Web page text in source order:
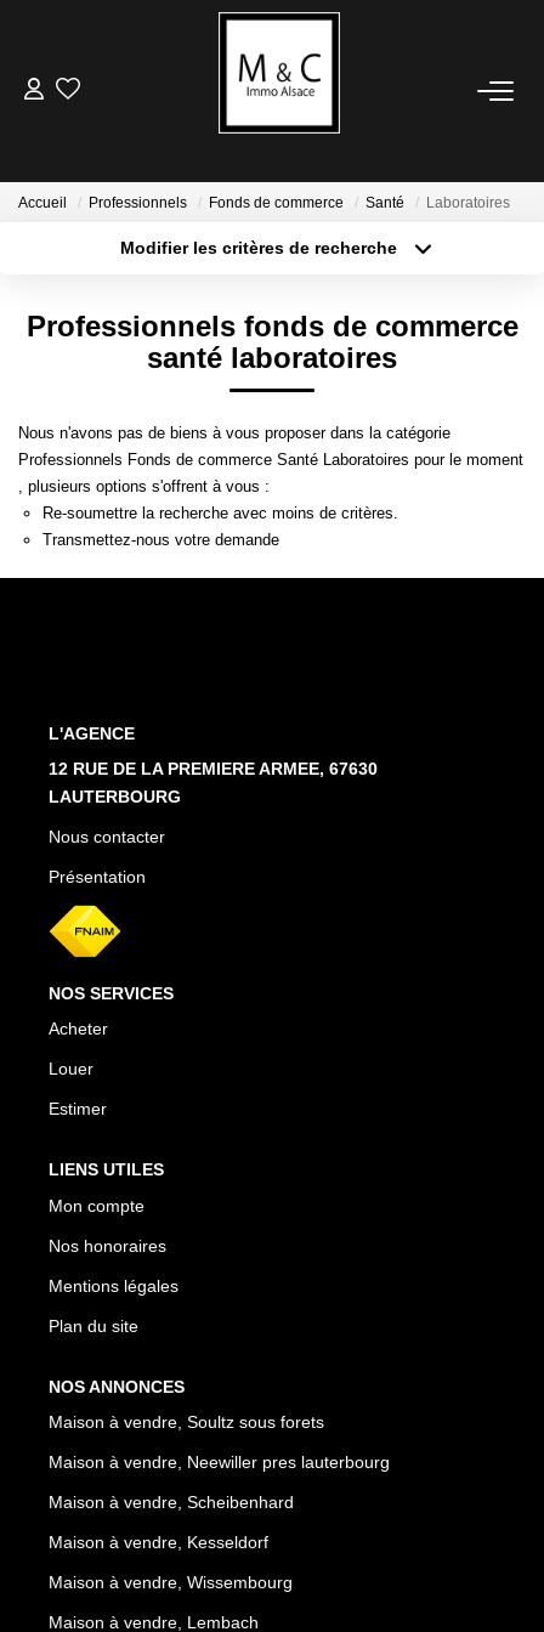
ACHETER
LOUER
Avis De Valeur
Estimation En Ligne
ESTIMER
Avis De Valeur
Estimation En Ligne
03.88.94.35.37
agence@immo-alsace.fr
Accueil Professionnels Fonds de commerce Santé Laboratoires
Modifier les critères de recherche
Type de bien
Surface min
Créer une alerte
Professionnels fonds de commerce
santé laboratoires
Nous n'avons pas de biens à vous proposer dans la catégorie
Professionnels Fonds de commerce Santé Laboratoires pour le moment
, plusieurs options s'offrent à vous :
Re-soumettre la recherche avec moins de critères.
Transmettez-nous votre demande
L'AGENCE
12 RUE DE LA PREMIERE ARMEE, 67630
LAUTERBOURG
Nous contacter
Présentation
NOS SERVICES
Acheter
Louer
Estimer
LIENS UTILES
Mon compte
Nos honoraires
Mentions légales
Plan du site
NOS ANNONCES
Maison à vendre, Soultz sous forets
Maison à vendre, Neewiller pres lauterbourg
Maison à vendre, Scheibenhard
Maison à vendre, Kesseldorf
Maison à vendre, Wissembourg
Maison à vendre, Lembach